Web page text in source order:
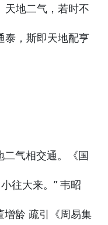
天地二气，若时不
泰，斯即天地配亨
二气相交通。《国
往大来。” 韦昭
增龄 疏引《周易集